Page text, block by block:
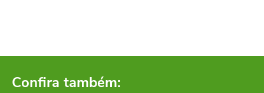
Confira também: